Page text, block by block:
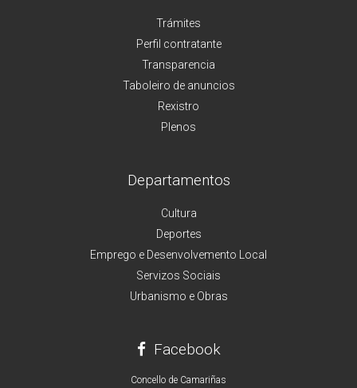
Trámites
Perfil contratante
Transparencia
Taboleiro de anuncios
Rexistro
Plenos
Departamentos
Cultura
Deportes
Emprego e Desenvolvemento Local
Servizos Sociais
Urbanismo e Obras
Facebook
Concello de Camariñas